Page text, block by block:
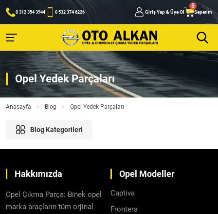
0 312 354 3944 0 532 374 6226 Giriş Yap & Üye Ol Sepetim
Opel Yedek Parçaları
Anasayfa Blog Opel Yedek Parçaları
Blog Kategorileri
Hakkımızda
Opel Çıkma Parça: Binek opel
marka araçların tüm orjinal
Opel Modeller
Captiva
Frontera